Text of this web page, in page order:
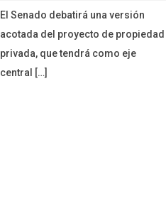
El Senado debatirá una versión
acotada del proyecto de propiedad
privada, que tendrá como eje
central […]